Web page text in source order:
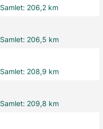
Samlet: 206,2 km
Samlet: 206,5 km
Samlet: 208,9 km
Samlet: 209,8 km